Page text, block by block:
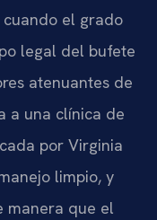
el grado
legal del bufete
atenuantes de
a una clínica de
por Virginia
limpio, y
manera que el